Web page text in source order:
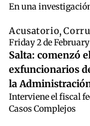
En una
Acusatorio,
Friday 2 de
Salta: comenzó
exfuncionarios
la
Interviene el fiscal
Casos Complejos